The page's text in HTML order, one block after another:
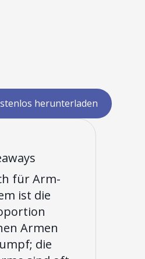
herunterladen
für Arm-
ist die
Armen
die